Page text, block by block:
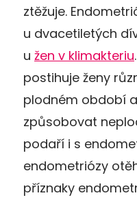
ztěžuje.
u dvacetiletých
u žen v klimakteriu
postihuje ženy
plodném období
způsobovat
podaří i s
endometriózy
příznaky